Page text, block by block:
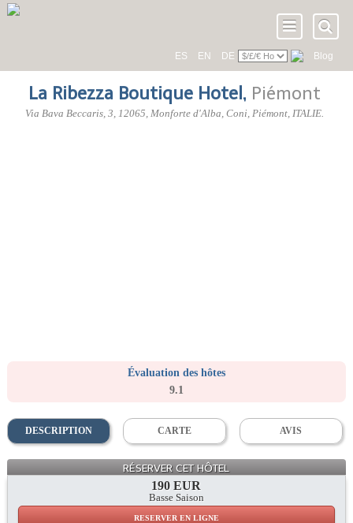
ES EN DE Blog
La Ribezza Boutique Hotel , Piémont
Via Bava Beccaris, 3,12065, Monforte d'Alba,Coni,Piémont,ITALIE.
Évaluation des hôtes
9.1
DESCRIPTION CARTE AVIS
RÉSERVER CET HÔTEL
190 EUR
Basse Saison
RESERVER EN LIGNE